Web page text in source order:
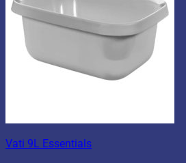
Vati 9L Essentials